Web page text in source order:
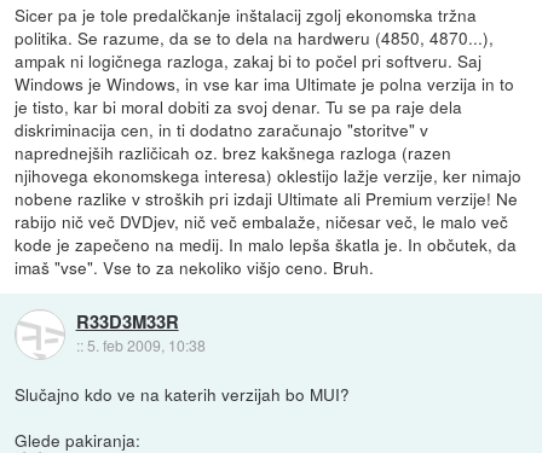
Sicer pa je tole predalčkanje inštalacij zgolj ekonomska tržna
politika. Se razume, da se to dela na hardweru (4850, 4870...),
ampak ni logičnega razloga, zakaj bi to počel pri softveru. Saj
Windows je Windows, in vse kar ima Ultimate je polna verzija in to
je tisto, kar bi moral dobiti za svoj denar. Tu se pa raje dela
diskriminacija cen, in ti dodatno zaračunajo "storitve" v
naprednejših različicah oz. brez kakšnega razloga (razen
njihovega ekonomskega interesa) oklestijo lažje verzije, ker nimajo
nobene razlike v stroških pri izdaji Ultimate ali Premium verzije! Ne
rabijo nič več DVDjev, nič več embalaže, ničesar več, le malo več
kode je zapečeno na medij. In malo lepša škatla je. In občutek, da
imaš "vse". Vse to za nekoliko višjo ceno. Bruh.
R33D3M33R
:: 5. feb 2009, 10:38
Slučajno kdo ve na katerih verzijah bo MUI?
Glede pakiranja: